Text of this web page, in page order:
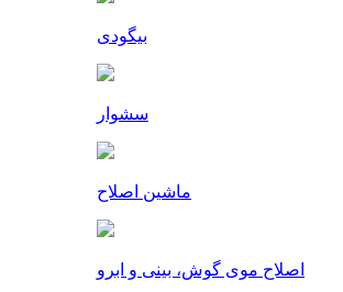
بیگودی
سشوار
ماشین اصلاح
اصلاح موی گوش، بینی و ابرو